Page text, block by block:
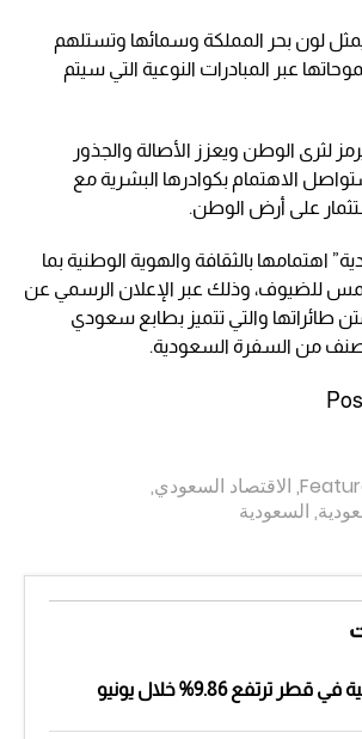
يمثل لون بحر المملكة وسمائها وتستلهم
عبر المبادرات النوعية التي سيتم
لثرى الوطن ويعزز الأصالة والجذور
الاهتمام بكوادرها البشرية مع
على أرض الوطن.
اهتمامها بالثقافة والهوية الوطنية بما
للضيوف، وذلك عبر الإعلان الرسمي عن
طائراتها والتي تتميز بطابع سعودي
, الاقتصاد السعودي,
, السعودية
ترتفع 9.86% خلال يونيو